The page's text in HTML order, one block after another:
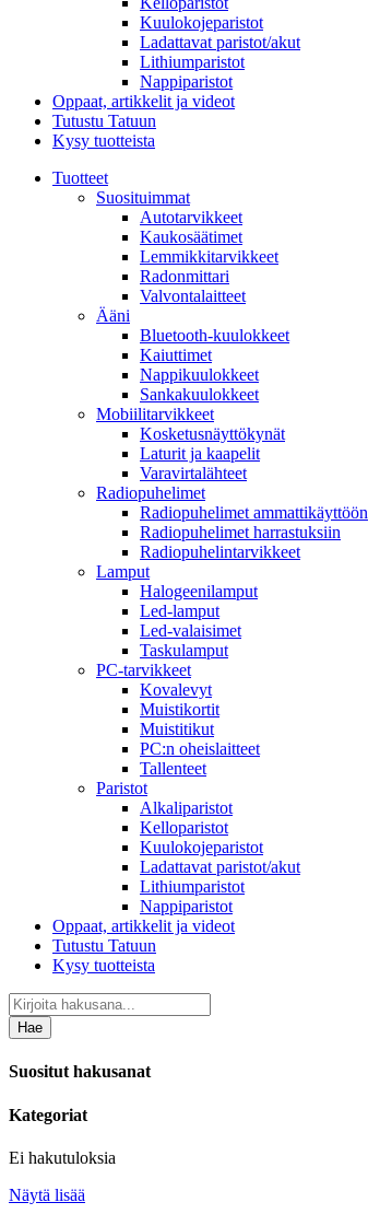
Kuulokojeparistot
Ladattavat paristot/akut
Lithiumparistot
Nappiparistot
Oppaat, artikkelit ja videot
Tutustu Tatuun
Kysy tuotteista
Tuotteet
Suosituimmat
Autotarvikkeet
Kaukosäätimet
Lemmikkitarvikkeet
Radonmittari
Valvontalaitteet
Ääni
Bluetooth-kuulokkeet
Kaiuttimet
Nappikuulokkeet
Sankakuulokkeet
Mobiilitarvikkeet
Kosketusnäyttökynät
Laturit ja kaapelit
Varavirtalähteet
Radiopuhelimet
Radiopuhelimet ammattikäyttöön
Radiopuhelimet harrastuksiin
Radiopuhelintarvikkeet
Lamput
Halogeenilamput
Led-lamput
Led-valaisimet
Taskulamput
PC-tarvikkeet
Kovalevyt
Muistikortit
Muistitikut
PC:n oheislaitteet
Tallenteet
Paristot
Alkaliparistot
Kelloparistot
Kuulokojeparistot
Ladattavat paristot/akut
Lithiumparistot
Nappiparistot
Oppaat, artikkelit ja videot
Tutustu Tatuun
Kysy tuotteista
Hae
Suositut hakusanat
Kategoriat
Ei hakutuloksia
Näytä lisää